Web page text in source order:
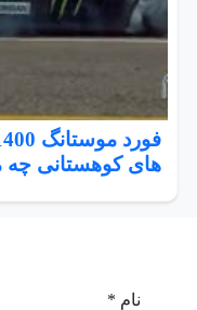
های کوهستانی چه
نام *